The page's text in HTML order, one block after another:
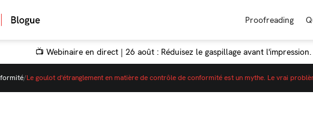
Proofreading
📺 Webinaire en direct | 26 août : Réduisez le gaspillage avant l'impression.
/Le goulot d'étranglement en matière de contrôle de conformité est un mythe. Le vrai